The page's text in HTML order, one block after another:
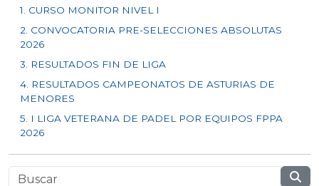
1. CURSO MONITOR NIVEL I
2. CONVOCATORIA PRE-SELECCIONES ABSOLUTAS
2026
3. RESULTADOS FIN DE LIGA
4. RESULTADOS CAMPEONATOS DE ASTURIAS DE
MENORES
5. I LIGA VETERANA DE PADEL POR EQUIPOS FPPA
2026